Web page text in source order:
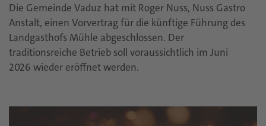
Die Gemeinde Vaduz hat mit Roger Nuss, Nuss Gastro
Anstalt, einen Vorvertrag für die künftige Führung des
Landgasthofs Mühle abgeschlossen. Der
traditionsreiche Betrieb soll voraussichtlich im Juni
2026 wieder eröffnet werden.